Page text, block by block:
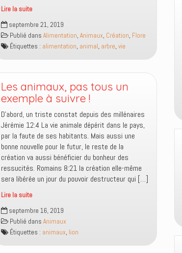
Lire la suite
L’arbre
de
vie
était
portail
spirituel
septembre 21, 2019
Publié dans Alimentation, Animaux, Création, Flore
Étiquettes : alimentation, animal, arbre, vie
Les animaux, pas tous un
exemple à suivre !
D’abord, un triste constat depuis des millénaires
Jérémie 12:4 La vie animale dépérit dans le pays,
par la faute de ses habitants. Mais aussi une
bonne nouvelle pour le futur, le reste de la
création va aussi bénéficier du bonheur des
ressucités. Romains 8:21 la création elle-même
sera libérée un jour du pouvoir destructeur qui […]
Lire la suite
Les
animaux,
pas
tous
septembre 16, 2019
Publié dans Animaux
Étiquettes : animaux, lion